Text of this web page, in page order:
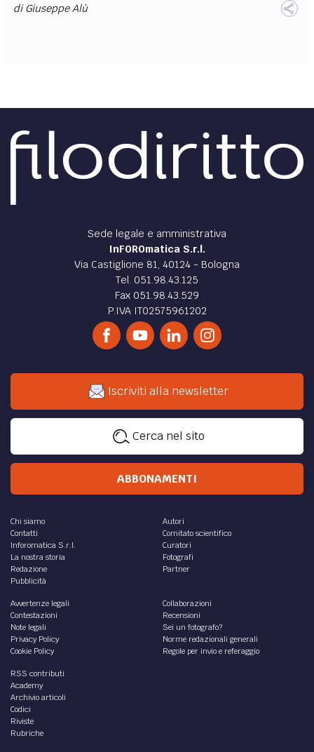
diGiuseppe Alù
Sede legale e amministrativa
InFOROmatica S.r.l.
Via Castiglione 81, 40124 - Bologna
Tel. 051.98.43.125
Fax 051.98.43.529
P.IVA IT02575961202
Iscriviti alla newsletter
Cerca nel sito
ABBONAMENTI
Chi siamo
Contatti
Inforomatica S.r.l.
La nostra storia
Redazione
Pubblicità
Autori
Comitato scientifico
Curatori
Fotografi
Partner
Avvertenze legali
Contestazioni
Note legali
Privacy Policy
Cookie Policy
Collaborazioni
Recensioni
Sei un fotografo?
Norme redazionali generali
Regole per invio e referaggio
RSS contributi
Academy
Archivio articoli
Codici
Riviste
Rubriche